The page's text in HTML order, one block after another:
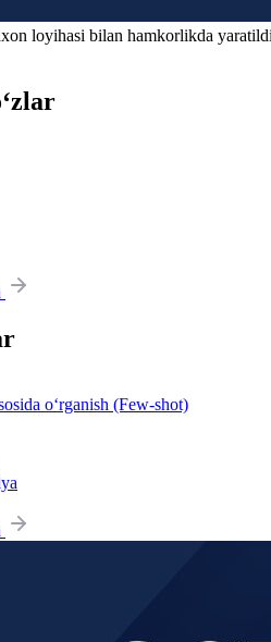
loyihasi bilan hamkorlikda
o‘rganish (Few-shot)